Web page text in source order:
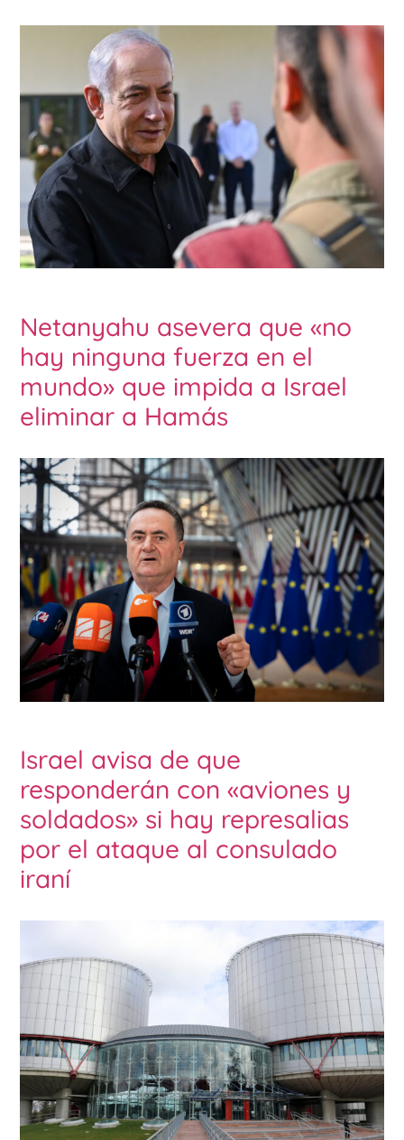
Netanyahu asevera que «no
hay ninguna fuerza en el
mundo» que impida a Israel
eliminar a Hamás
Israel avisa de que
responderán con «aviones y
soldados» si hay represalias
por el ataque al consulado
iraní